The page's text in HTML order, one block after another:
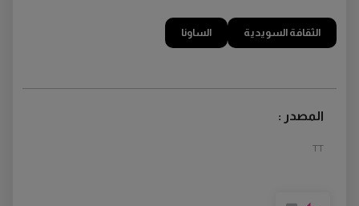
الثقافة السويدية الساونا
المصدر :
TT